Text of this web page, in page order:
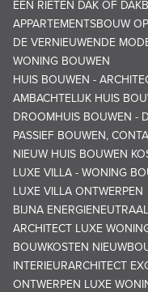
EEN RIETEN DAK OF
APPARTEMENTSBOUW
DE VERNIEUWENDE
WONING BOUWEN
HUIS BOUWEN -
AMBACHTELIJK HUIS
DROOMHUIS BOUWEN -
PASSIEF BOUWEN,
NIEUW HUIS BOUWEN
LUXE VILLA - WONING
LUXE VILLA ONTWERPEN
BIJNA
ARCHITECT LUXE
BOUWKOSTEN
INTERIEURARCHITECT
ONTWERPEN LUXE